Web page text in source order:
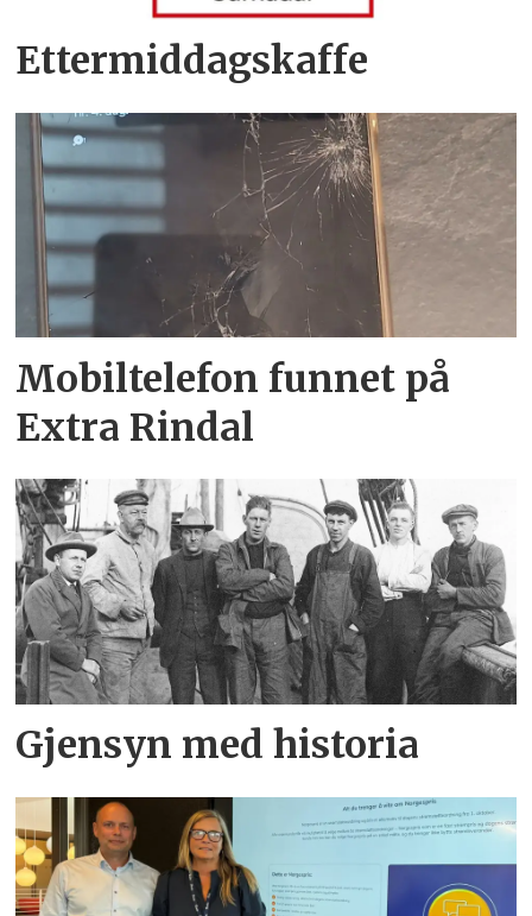
Ettermiddagskaffe
Mobiltelefon funnet på
Extra Rindal
Gjensyn med historia